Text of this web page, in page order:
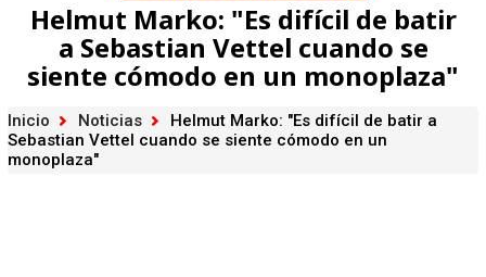
Helmut Marko: "Es difícil de batir
a Sebastian Vettel cuando se
siente cómodo en un monoplaza"
Inicio Noticias
Helmut Marko: "Es difícil de batir a
Sebastian Vettel cuando se siente cómodo en un
monoplaza"